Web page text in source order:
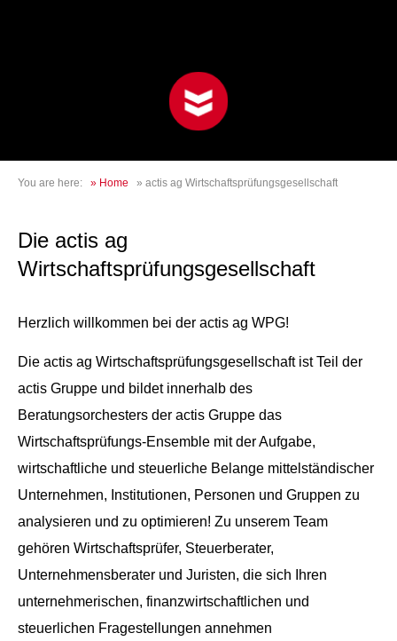
You are here: » Home » actis ag Wirtschaftsprüfungsgesellschaft
Die actis ag
Wirtschaftsprüfungsgesellschaft
Herzlich willkommen bei der actis ag WPG!
Die actis ag Wirtschaftsprüfungsgesellschaft ist Teil der
actis Gruppe und bildet innerhalb des
Beratungsorchesters der actis Gruppe das
Wirtschaftsprüfungs-Ensemble mit der Aufgabe,
wirtschaftliche und steuerliche Belange mittelständischer
Unternehmen, Institutionen, Personen und Gruppen zu
analysieren und zu optimieren! Zu unserem Team
gehören Wirtschaftsprüfer, Steuerberater,
Unternehmensberater und Juristen, die sich Ihren
unternehmerischen, finanzwirtschaftlichen und
steuerlichen Fragestellungen annehmen